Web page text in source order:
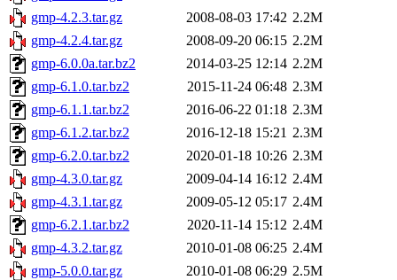
gmp-4.2.3.tar.gz
2008-08-03 17:42 2.2M
gmp-4.2.4.tar.gz
2008-09-20 06:15 2.2M
gmp-6.0.0a.tar.bz2
2014-03-25 12:14 2.2M
gmp-6.1.0.tar.bz2
2015-11-24 06:48 2.3M
gmp-6.1.1.tar.bz2
2016-06-22 01:18 2.3M
gmp-6.1.2.tar.bz2
2016-12-18 15:21 2.3M
gmp-6.2.0.tar.bz2
2020-01-18 10:26 2.3M
gmp-4.3.0.tar.gz
2009-04-14 16:12 2.4M
gmp-4.3.1.tar.gz
2009-05-12 05:17 2.4M
gmp-6.2.1.tar.bz2
2020-11-14 15:12 2.4M
gmp-4.3.2.tar.gz
2010-01-08 06:25 2.4M
gmp-5.0.0.tar.gz
2010-01-08 06:29 2.5M